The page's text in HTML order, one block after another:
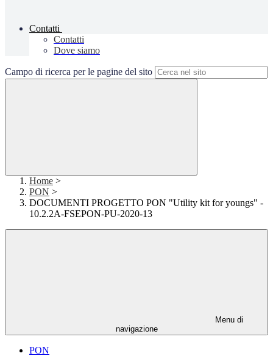
Contatti
Contatti
Dove siamo
Campo di ricerca per le pagine del sito
Home >
PON >
DOCUMENTI PROGETTO PON "Utility kit for youngs" -
10.2.2A-FSEPON-PU-2020-13
Menu di
navigazione
PON